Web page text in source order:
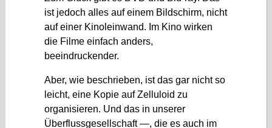
ist jedoch alles auf einem Bildschirm, nicht
auf einer Kinoleinwand. Im Kino wirken
die Filme einfach anders,
beeindruckender.
Aber, wie beschrieben, ist das gar nicht so
leicht, eine Kopie auf Zelluloid zu
organisieren. Und das in unserer
Überflussgesellschaft —, die es auch im